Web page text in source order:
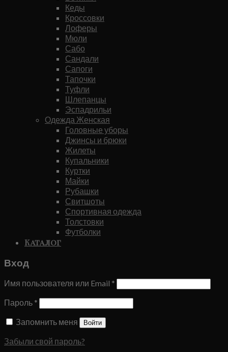
Кеды
Кроссовки
Лоферы
Мюли
Сабо
Сандали
Сапоги
Тапочки
Туфли
Шлепанцы
Эспадрильи
Одежда Женская
Головные уборы
Джинсы и брюки
Жилеты
Купальники
Куртки
Майки
Рубашки
Свитшоты
Спортивная одежда
Толстовки
Футболки
Каталог
Вход
Имя пользователя или Email *
Пароль *
Запомнить меня
Войти
Забыли свой пароль?